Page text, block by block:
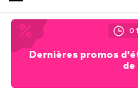
01
Dernières promos